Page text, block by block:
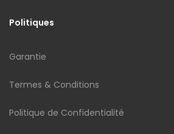
Politiques
Garantie
Termes & Conditions
Politique de Confidentialité